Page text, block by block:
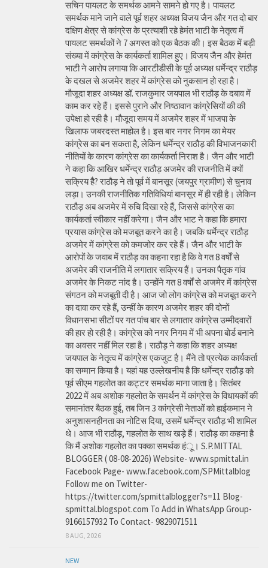
सचिन पायलट के समर्थक आमने सामने हो गए है। पायलट
समर्थक माने जाने वाले पूर्व शहर अध्यक्ष विजय जैन और गत दो बार
दक्षिण क्षेत्र से कांग्रेस के प्रत्याशी रहे हेमंत भाटी के नेतृत्व में
पायलट समर्थकों ने 7 अगस्त को एक बैठक की। इस बैठक में बड़ी
संख्या में कांग्रेस के कार्यकर्ता शामिल हुए। विजय जैन और हेमंत
भाटी ने आरोप लगाया कि आरटीडीसी के पूर्व अध्यक्ष धर्मेन्द्र राठौड़
के दखल से अजमेर शहर में कांग्रेस को नुकसान हो रहा है।
मौजूदा शहर अध्यक्ष डॉ. राजकुमार जयपाल भी राठौड़ के दबाव में
काम कर रहे हैं। इससे पुराने और निष्ठावान कांग्रेसियों की की
उपेक्षा हो रही है। मौजूदा समय में अजमेर शहर में भाजपा के
खिलाफ जबरदस्त माहोल है। इस बार नगर निगम का मेयर
कांग्रेस का बन सकता है, लेकिन धर्मेन्द्र राठौड़ की विभाजनकारी
नीतियों के कारण कांग्रेस का कार्यकर्ता निराश है। जैन और भाटी
ने कहा कि आखिर धर्मेन्द्र राठौड़ अजमेर की राजनीति में क्यों
सक्रिय हैै? राठौड़ ने तो पूर्व में बानसूर (जयपुर ग्रामीण) से चुनाव
लड़ा। उनकी राजनीतिक गतिविधियां बानसूर में ही रही है। लेकिन
राठौड़ अब अजमेर में रुचि दिखा रहे हैं, जिससे कांग्रेस का
कार्यकर्ता स्वीकार नहीं करेगा। जैन और भाट ने कहा कि हमारा
प्रयास कांग्रेस को मजबूत करने का है। जबकि धर्मेन्द्र राठौड़
अजमेर में कांग्रेस को कमजोर कर रहे हैं। जैन और भाटी के
आरोपों के जवाब में राठौड़ का कहना रहा है कि वे गत 8 वर्षों से
अजमेर की राजनीति में लगातार सक्रिय हैं। उनका पैतृक गांव
अजमेर के निकट नांद है। उन्होंने गत 8 वर्षों से अजमेर में कांग्रेस
संगठन को मजबूती दी है। आज जो लोग कांग्रेस को मजबूत करने
का दावा कर रहे हैं, उन्हीं के कारण अजमेर शहर की दोनों
विधानसभा सीटों पर गत पांच बार से लगातार कांग्रेस उम्मीदवारों
की हार हो रही है। कांग्रेस को नगर निगम में भी अपना बोर्ड बनाने
का अवसर नहीं मिल रहा है। राठौड़ ने कहा कि शहर अध्यक्ष
जयपाल के नेतृत्व में कांग्रेस एकजुट है। मैंने तो प्रत्येक कार्यकर्ता
का सम्मान किया है। यहां यह उल्लेखनीय है कि धर्मेन्द्र राठौड़ को
पूर्व सीएम गहलोत का कट्टर समर्थक माना जाता है। सितंबर
2022 में अब अशोक गहलोत के समर्थन में कांग्रेस के विधायकों की
समानांतर बैठक हुई, तब जिन 3 कांग्रेसी नेताओं को हाईकमान ने
अनुशासनहीनता का नोटिस दिया, उसमें धर्मेन्द्र राठौड़ भी शामिल
थे। आज भी राठौड़, गहलोत के साथ खड़े हैं। राठौड़ का कहना है
कि मैं अशोक गहलोत का पक्का समर्थक हंू। S.P.MITTAL
BLOGGER ( 08-08-2026) Website- www.spmittal.in
Facebook Page- www.facebook.com/SPMittalblog
Follow me on Twitter-
https://twitter.com/spmittalblogger?s=11 Blog-
spmittal.blogspot.com To Add in WhatsApp Group-
9166157932 To Contact- 9829071511
8 AUG, 2026
NEW